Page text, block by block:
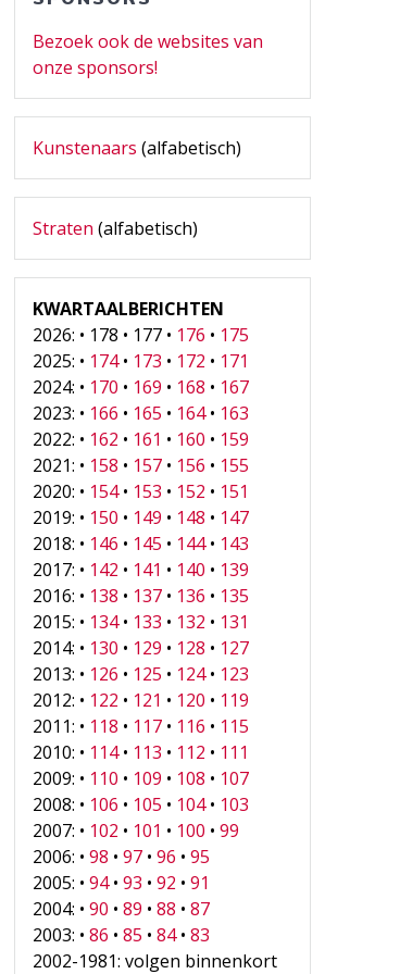
Bezoek ook de websites van
onze sponsors!
Kunstenaars (alfabetisch)
Straten (alfabetisch)
KWARTAALBERICHTEN
2026: • 178 • 177 • 176 • 175
2025: • 174• 173 • 172 • 171
2024: • 170 • 169 • 168 • 167
2023: • 166 • 165 • 164• 163
2022: • 162 • 161 • 160 • 159
2021: • 158 • 157 • 156 • 155
2020: • 154• 153 • 152 • 151
2019: • 150 • 149 • 148 • 147
2018: • 146 • 145 • 144• 143
2017: • 142 • 141 • 140 • 139
2016: • 138 • 137 • 136 • 135
2015: • 134• 133 • 132 • 131
2014: • 130 • 129 • 128 • 127
2013: • 126 • 125 • 124• 123
2012: • 122 • 121 • 120 • 119
2011: • 118 • 117 • 116 • 115
2010: • 114• 113 • 112 • 111
2009: • 110 • 109 • 108 • 107
2008: • 106 • 105 • 104• 103
2007: • 102 • 101 • 100 •99
2006: •98 •97 •96 •95
2005: •94•93 •92 •91
2004: •90 •89 •88 •87
2003: •86 •85 •84•83
2002-1981: volgen binnenkort